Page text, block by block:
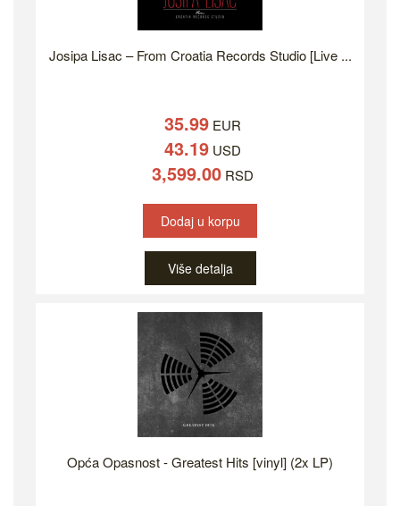
Josipa Lisac ‎– From Croatia Records Studio [Live ...
35.99EUR
43.19USD
3,599.00RSD
Dodaj u korpu
Više detalja
Opća Opasnost - Greatest Hits [vinyl] (2x LP)